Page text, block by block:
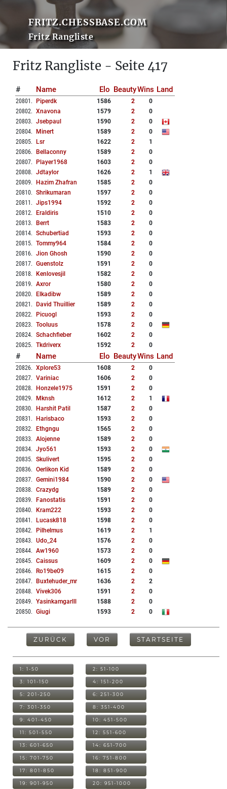
FRITZ.CHESSBASE.COM
Fritz Rangliste
Fritz Rangliste - Seite 417
# Name Elo BeautyWins Land
20801 . Piperdk 1586 2
0
20802. Xnavona 1579 2
0
20803. Jsebpaul 1590 2
0
20804. Minert 1589 2
0
20805. Lsr 1622 2
1
20806. Bellaconny 1589 2
0
20807. Player1968 1603 2
0
20808. Jdtaylor 1626 2
1
20809. Hazim Zhafran 1585 2
0
20810. Shrikumaran 1597 2
0
20811 . Jips1994 1592 2
0
20812. Eraldiris 1510 2
0
20813. Berrt 1583 2
0
20814. Schubertiad 1593 2
0
20815. Tommy964 1584 2
0
20816. Jion Ghosh 1590 2
0
20817. Guenstolz 1591 2
0
20818. Kenlovesjil 1582 2
0
20819. Axror 1580 2
0
20820. Elkadibw 1589 2
0
20821 . David Thuillier 1589 2
0
20822. Picuogl 1593 2
0
20823. Tooluus 1578 2
0
20824. Schachfieber 1602 2
0
20825. Tkdriverx 1592 2 0
# Name Elo BeautyWins Land
20826. Xplore53 1608 2
0
20827. Variniac 1606 2
0
20828. Honzele1975 1591 2
0
20829. Mknsh 1612 2
1
20830. Harshit Patil 1587 2
0
20831 . Harisbaco 1593 2
0
20832. Ethgngu 1565 2
0
20833. Alojenne 1589 2
0
20834. Jyo561 1593 2
0
20835. Skulivert 1595 2
0
20836. Oerlikon Kid 1589 2
0
20837. Gemini1984 1590 2
0
20838. Crazydg 1589 2
0
20839. Fanostatis 1591 2
0
20840. Kram222 1593 2
0
20841 . Lucask818 1598 2
0
20842. Pilhelmus 1619 2
1
20843. Udo_24 1576 2
0
20844. Aw1960 1573 2
0
20845. Caissus 1609 2
0
20846. Ro19be09 1615 2
0
20847. Buxtehuder_mr 1636 2
2
20848. Vivek306 1591 2
0
20849. Yasinkamgarlll 1588 2
0
20850. Giugi 1593 2 0
ZURÜCK VOR STARTSEITE
1: 1-50 2: 51-100
3: 101-150 4: 151-200
5: 201-250 6: 251-300
7: 301-350 8: 351-400
9: 401-450 10: 451-500
11: 501-550 12: 551-600
13: 601-650 14: 651-700
15: 701-750 16: 751-800
17: 801-850 18: 851-900
19: 901-950 20: 951-1000